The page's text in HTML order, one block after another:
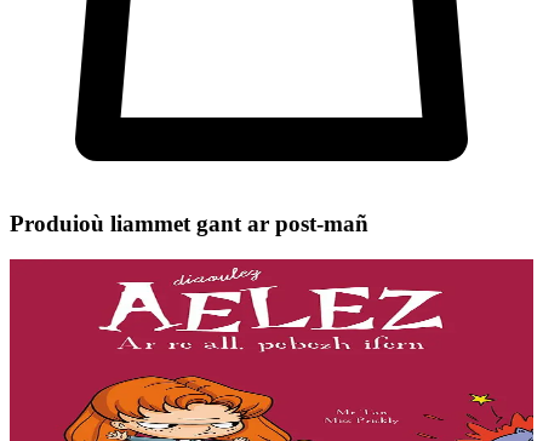
Produioù liammet gant ar post-mañ
Ar re all, pebezh ifern
« Evit lakaat ma zud da dreiñ sot, boureviañ ma c’hazh droch,
stourm a-enep Jadenn hag he mignonezed pe frailhañ kalon Jafrez...
em bez atav mennozhioù dedennus !...